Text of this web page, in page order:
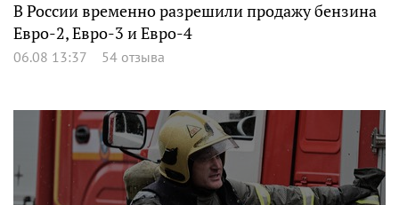
В России временно разрешили продажу бензина
Евро-2, Евро-3 и Евро-4
06.08 13:37 54 отзыва